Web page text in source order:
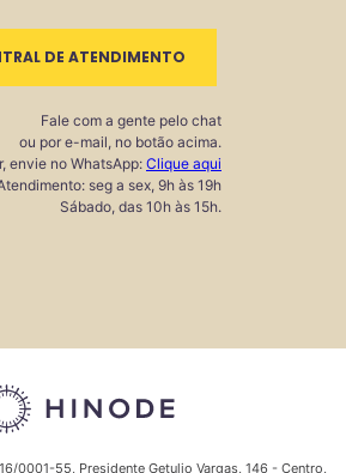
DE ATENDIMENTO
Fale com a gente pelo chat
ou por e-mail, no botão acima.
envie no WhatsApp: Clique aqui
seg a sex, 9h às 19h
Sábado, das 10h às 15h.
0001-55, Presidente Getulio Vargas, 146 - Centro,